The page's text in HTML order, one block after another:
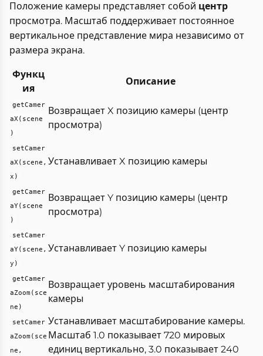
Положение камеры представляет собой центр
просмотра. Масштаб поддерживает постоянное
вертикальное представление мира независимо от
размера экрана.
Функц
ия
Описание
getCamer
aX(scene
)
Возвращает X позицию камеры (центр
просмотра)
setCamer
aX(scene,
x)
Устанавливает X позицию камеры
getCamer
aY(scene
)
Возвращает Y позицию камеры (центр
просмотра)
setCamer
aY(scene,
y)
Устанавливает Y позицию камеры
getCamer
aZoom(sce
ne)
Возвращает уровень масштабирования
камеры
setCamer
aZoom(sce
ne,
Устанавливает масштабирование камеры.
Масштаб 1.0 показывает 720 мировых
единиц вертикально, 3.0 показывает 240